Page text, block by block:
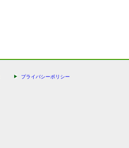
プライバシーポリシー